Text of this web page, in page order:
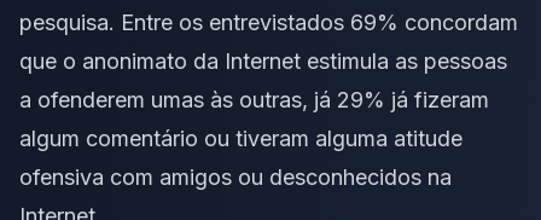
pesquisa. Entre os entrevistados 69% concordam
que o anonimato da Internet estimula as pessoas
a ofenderem umas às outras, já 29% já fizeram
algum comentário ou tiveram alguma atitude
ofensiva com amigos ou desconhecidos na